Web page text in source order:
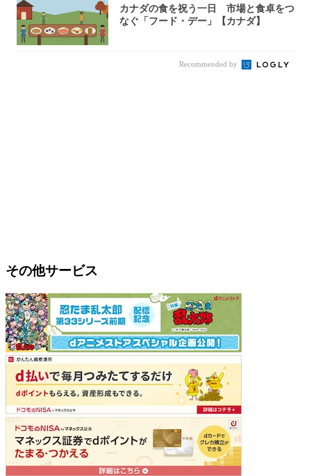
カナダの食を祝う一日 市場と食卓をつ
なぐ「フード・デー」【カナダ】
Recommended by
その他サービス